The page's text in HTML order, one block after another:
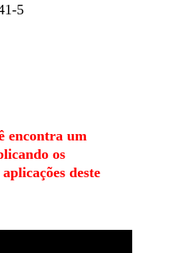
5
encontra um
os
deste